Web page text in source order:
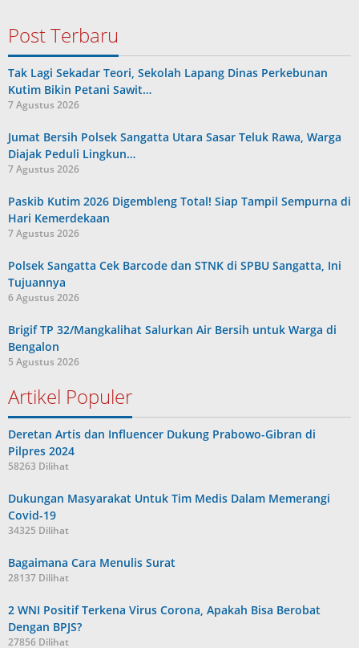
Post Terbaru
Tak Lagi Sekadar Teori, Sekolah Lapang Dinas Perkebunan
Kutim Bikin Petani Sawit…
7 Agustus 2026
Jumat Bersih Polsek Sangatta Utara Sasar Teluk Rawa, Warga
Diajak Peduli Lingkun…
7 Agustus 2026
Paskib Kutim 2026 Digembleng Total! Siap Tampil Sempurna di
Hari Kemerdekaan
7 Agustus 2026
Polsek Sangatta Cek Barcode dan STNK di SPBU Sangatta, Ini
Tujuannya
6 Agustus 2026
Brigif TP 32/Mangkalihat Salurkan Air Bersih untuk Warga di
Bengalon
5 Agustus 2026
Artikel Populer
Deretan Artis dan Influencer Dukung Prabowo-Gibran di
Pilpres 2024
58263 Dilihat
Dukungan Masyarakat Untuk Tim Medis Dalam Memerangi
Covid-19
34325 Dilihat
Bagaimana Cara Menulis Surat
28137 Dilihat
2 WNI Positif Terkena Virus Corona, Apakah Bisa Berobat
Dengan BPJS?
27856 Dilihat